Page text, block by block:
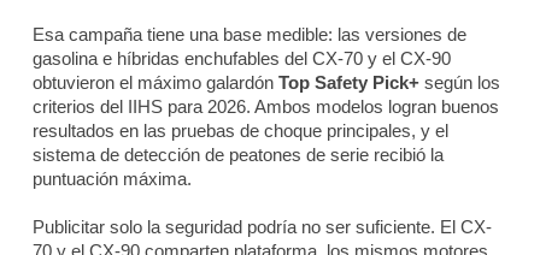
Esa campaña tiene una base medible: las versiones de
gasolina e híbridas enchufables del CX-70 y el CX-90
obtuvieron el máximo galardón Top Safety Pick+ según los
criterios del IIHS para 2026. Ambos modelos logran buenos
resultados en las pruebas de choque principales, y el
sistema de detección de peatones de serie recibió la
puntuación máxima.
Publicitar solo la seguridad podría no ser suficiente. El CX-
70 y el CX-90 comparten plataforma, los mismos motores